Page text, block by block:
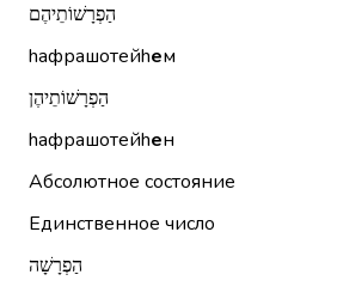
הַפְרָשׁוֹתֵיהֶם
hафрашотейhем
הַפְרָשׁוֹתֵיהֶן
hафрашотейhен
Абсолютное состояние
Единственное число
הַפְרָשָׁה